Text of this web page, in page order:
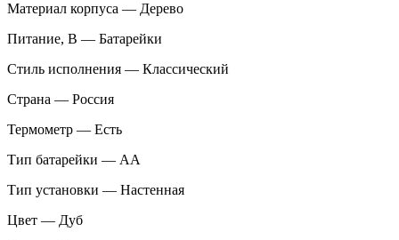
Материал корпуса — Дерево
Питание, В — Батарейки
Стиль исполнения — Классический
Страна — Россия
Термометр — Есть
Тип батарейки — АА
Тип установки — Настенная
Цвет — Дуб